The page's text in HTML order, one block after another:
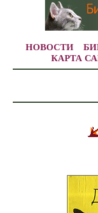
НОВОСТИ
КАРТА